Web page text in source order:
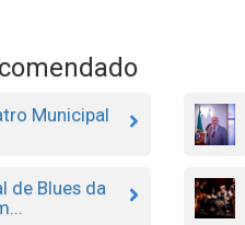
Municipal
de Blues da